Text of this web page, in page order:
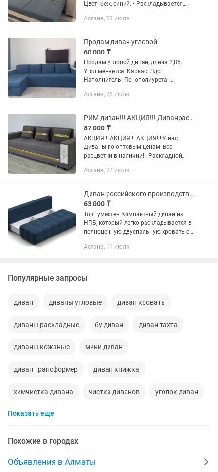
Цвет: беж, синий. • Раскладывается,
вместе с топпером сделанным на заказ
Астана, 28 июля
Продам диван угловой
60 000 ₸
Продам угловой диван, длина 2,85.
Угол меняется. Каркас: Лдсп
Наполнитель: Пенополиуретан
Материал Российский моющие велюр
Астана, 26 июля
РИМ диван!!! АКЦИЯ!!! Диванраскладной по оптовым ценам!
87 000 ₸
АКЦИЯ!!! АКЦИЯ!!! АКЦИЯ!!! У нас
Диваны по оптовым ценам! Все
расцветки в наличии!!! Раскладной
жесткости. Механизм раскладывания
Астана, 22 июля
Диван российского производства. Торг уместен
63 000 ₸
Торг уместен Компактный диван на
НПБ, который легко раскладывается в
полноценную двуспальную кровать с
Диван полностью безопасен - все углы
Астана, 11 июля
Популярные запросы
диван диваны угловые диван кровать
диваны раскладные бу диван диван тахта
диваны кожаные мини диван
диван трансформер диван книжка
химчистка дивана чистка диванов уголок диван
новые диваны
мягкая мебель диван
Показать еще
Похожие в городах
Объявления в Алматы